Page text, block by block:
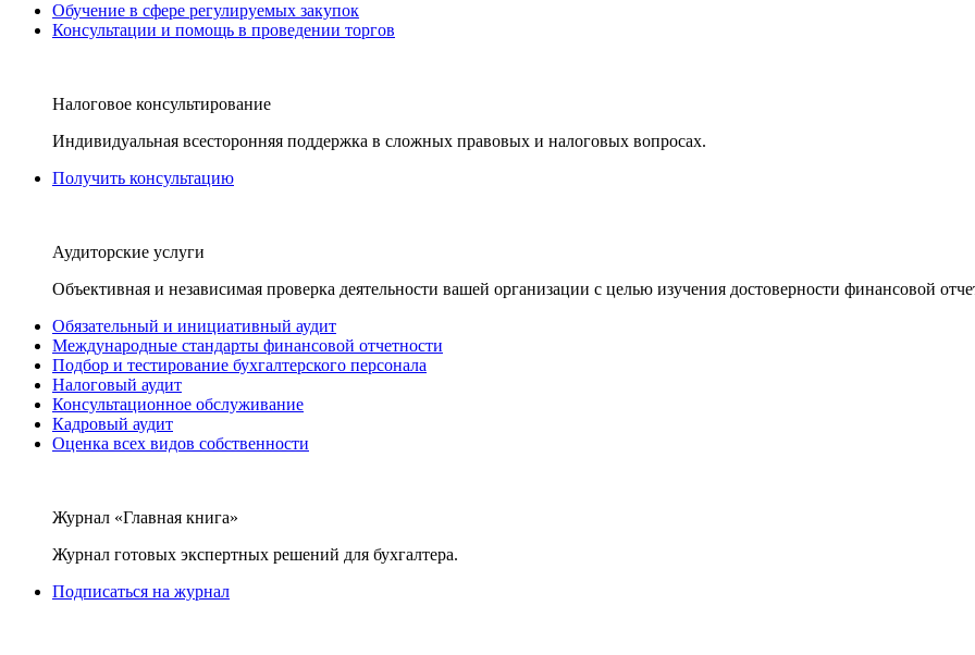
Обучение в сфере регулируемых закупок
Консультации и помощь в проведении торгов
Налоговое консультирование
Индивидуальная всесторонняя поддержка в сложных правовых и налоговых вопросах.
Получить консультацию
Аудиторские услуги
Объективная и независимая проверка деятельности вашей организации с целью изучения достоверности финансовой
Обязательный и инициативный аудит
Международные стандарты финансовой отчетности
Подбор и тестирование бухгалтерского персонала
Налоговый аудит
Консультационное обслуживание
Кадровый аудит
Оценка всех видов собственности
Журнал «Главная книга»
Журнал готовых экспертных решений для бухгалтера.
Подписаться на журнал